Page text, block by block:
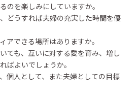
のを楽しみにしていますか。
どうすれば夫婦の充実した時間を優
アできる場所はありますか。
ても、互いに対する愛を育み、増し
ばよいでしょうか。
個人として、また夫婦としての目標